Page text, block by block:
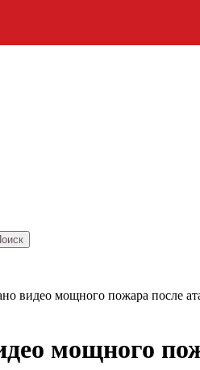
видео мощного пожара после
мощного